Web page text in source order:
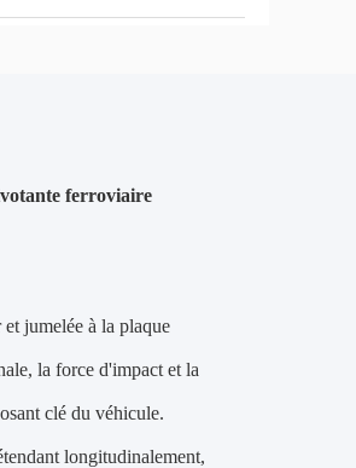
ferroviaire
jumelée à la plaque
la force d'impact et la
clé du véhicule.
longitudinalement,